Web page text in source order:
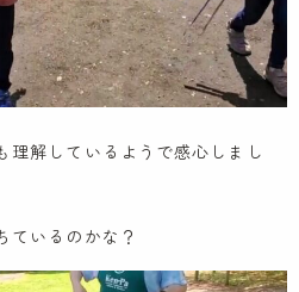
理解しているようで感心しまし
ているのかな？